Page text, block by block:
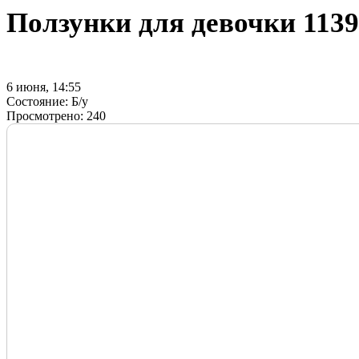
Ползунки для девочки
6 июня, 14:55
Состояние: Б/у
Просмотрено: 240